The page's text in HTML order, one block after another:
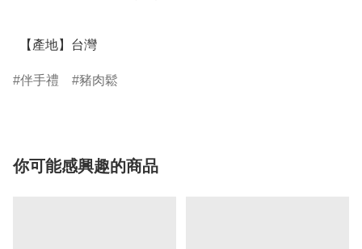
  【產地】台灣
伴手禮 豬肉鬆
你可能感興趣的商品